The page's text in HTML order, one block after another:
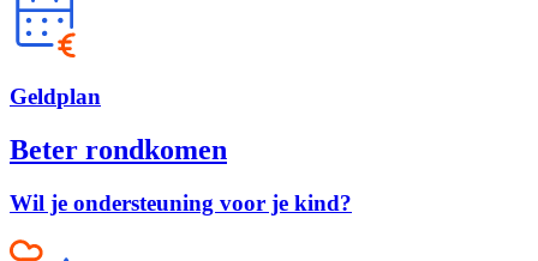
Geldplan
Beter rondkomen
Wil je ondersteuning voor je kind?